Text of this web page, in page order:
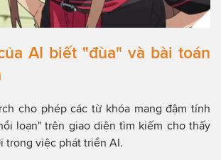
AI biết "đùa" và bài toán
cho phép các từ khóa mang đậm tính
loạn" trên giao diện tìm kiếm cho thấy
trong việc phát triển AI.